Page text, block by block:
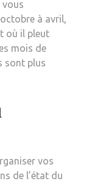
vous
à avril,
où il pleut
mois de
sont plus
vos
de l’état du